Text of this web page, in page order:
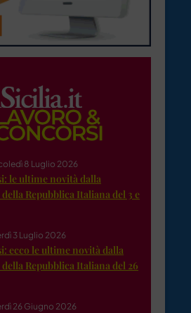
8 Luglio 2026
le ultime novità dalla
Repubblica Italiana del 3 e
3 Luglio 2026
ecco le ultime novità dalla
Repubblica Italiana del 26
26 Giugno 2026